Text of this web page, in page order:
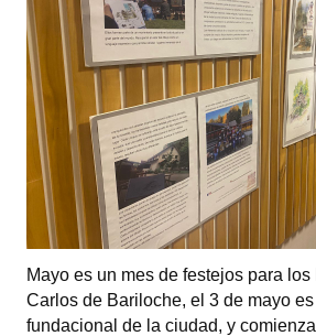
Constitución Nacional
Constitución Provincial
Carta Orgánica 2007
Reglamento Interno
Digesto
DOCUMENTOS
Mayo es un mes de festejos para
Carlos de Bariloche, el 3 de mayo
fundacional de la ciudad, y